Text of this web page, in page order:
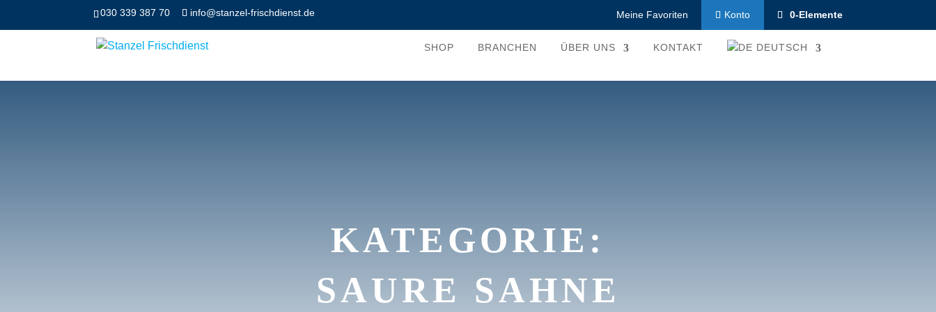
030 339 387 70 info@stanzel-frischdienst.de Meine Favoriten Konto 0-Elemente
SHOP BRANCHEN ÜBER UNS KONTAKT DEUTSCH
KATEGORIE:
SAURE SAHNE